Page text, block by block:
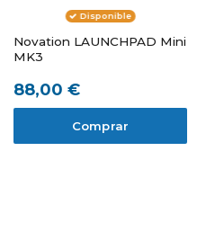
Disponible
Novation LAUNCHPAD Mini
MK3
88,00 €
Comprar